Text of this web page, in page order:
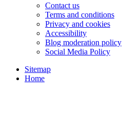
Contact us
Terms and conditions
Privacy and cookies
Accessibility
Blog moderation policy
Social Media Policy
Sitemap
Home